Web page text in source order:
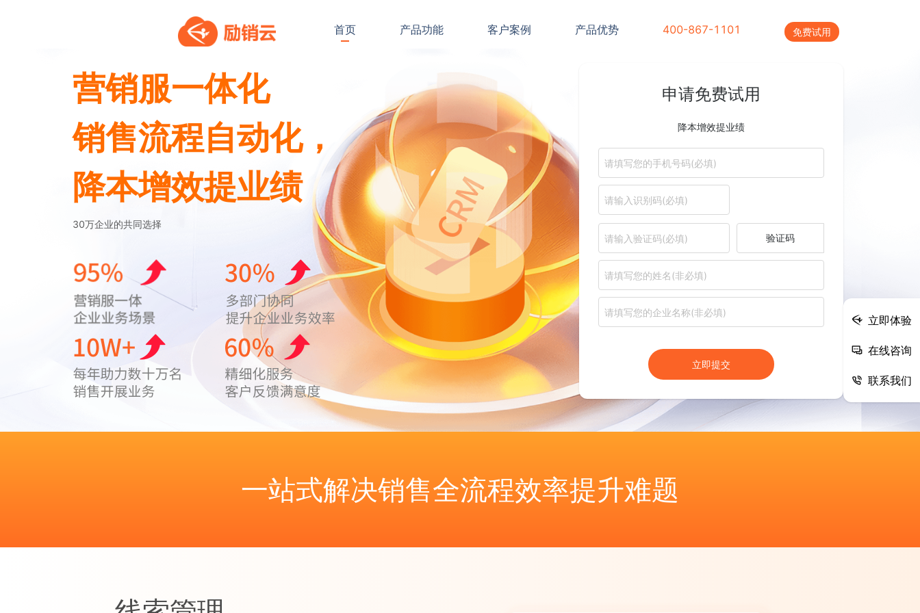
首页 产品功能 客户案例 产品优势 400-867-1101 免费试用
营销服一体化
销售流程自动化，
降本增效提业绩
30万企业的共同选择
申请免费试用
降本增效提业绩
验证码
立即提交
一站式解决销售全流程效率提升难题
立即体验
在线咨询
联系我们